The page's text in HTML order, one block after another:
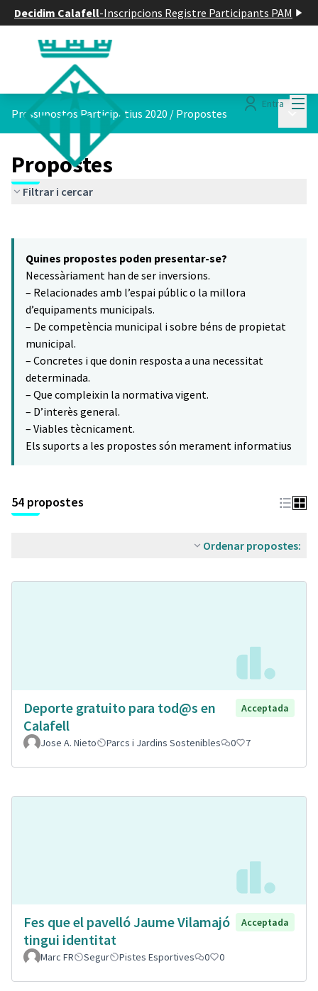
Decidim Calafell-Inscripcions Registre Participants PAM
Entra
Pressupostos Participatius 2020 / Propostes
Propostes
Filtrar i cercar
−
Quines propostes poden presentar-se?
Necessàriament han de ser inversions.
– Relacionades amb l’espai públic o la millora
d’equipaments municipals.
– De competència municipal i sobre béns de propietat
municipal.
– Concretes i que donin resposta a una necessitat
determinada.
– Que compleixin la normativa vigent.
– D’interès general.
– Viables tècnicament.
Els suports a les propostes són merament informatius
54 propostes
Ordenar propostes:
Deporte gratuito para tod@s en
Calafell
Acceptada
Jose A. Nieto Parcs i Jardins Sostenibles 0 7
Fes que el pavelló Jaume Vilamajó
tingui identitat
Acceptada
Marc FR Segur Pistes Esportives 0 0